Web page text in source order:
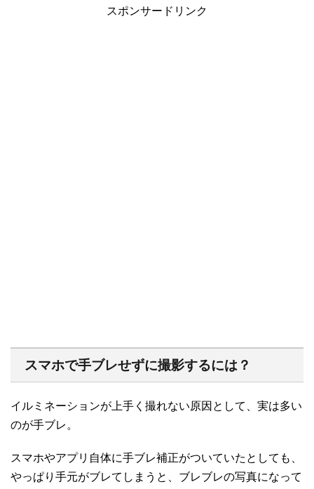
スポンサードリンク
スマホで手ブレせずに撮影するには？
イルミネーションが上手く撮れない原因として、実は多い
のが手ブレ。
スマホやアプリ自体に手ブレ補正がついていたとしても、
やっぱり手元がブレてしまうと、ブレブレの写真になって